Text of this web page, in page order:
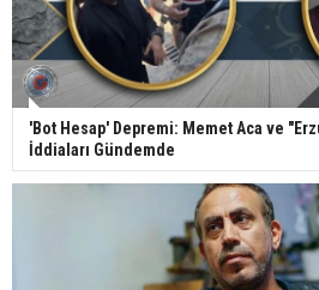
'Bot Hesap' Depremi: Memet Aca ve
İddiaları Gündemde